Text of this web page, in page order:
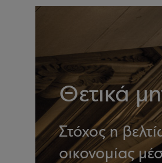
Θετικά
Στόχος η
οικονομίας